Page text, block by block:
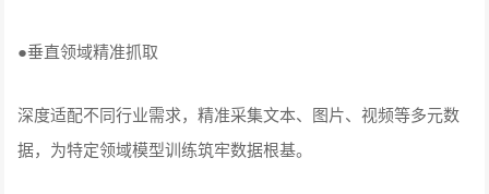
●垂直领域精准抓取
深度适配不同行业需求，精准采集文本、图片、视频等多元数
据，为特定领域模型训练筑牢数据根基。